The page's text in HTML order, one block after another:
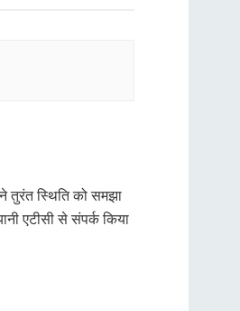
तुरंत स्थिति को समझा
एटीसी से संपर्क किया